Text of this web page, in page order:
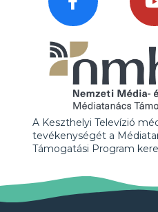
A Keszthelyi Televízió
tevékenységét a
Támogatási Program